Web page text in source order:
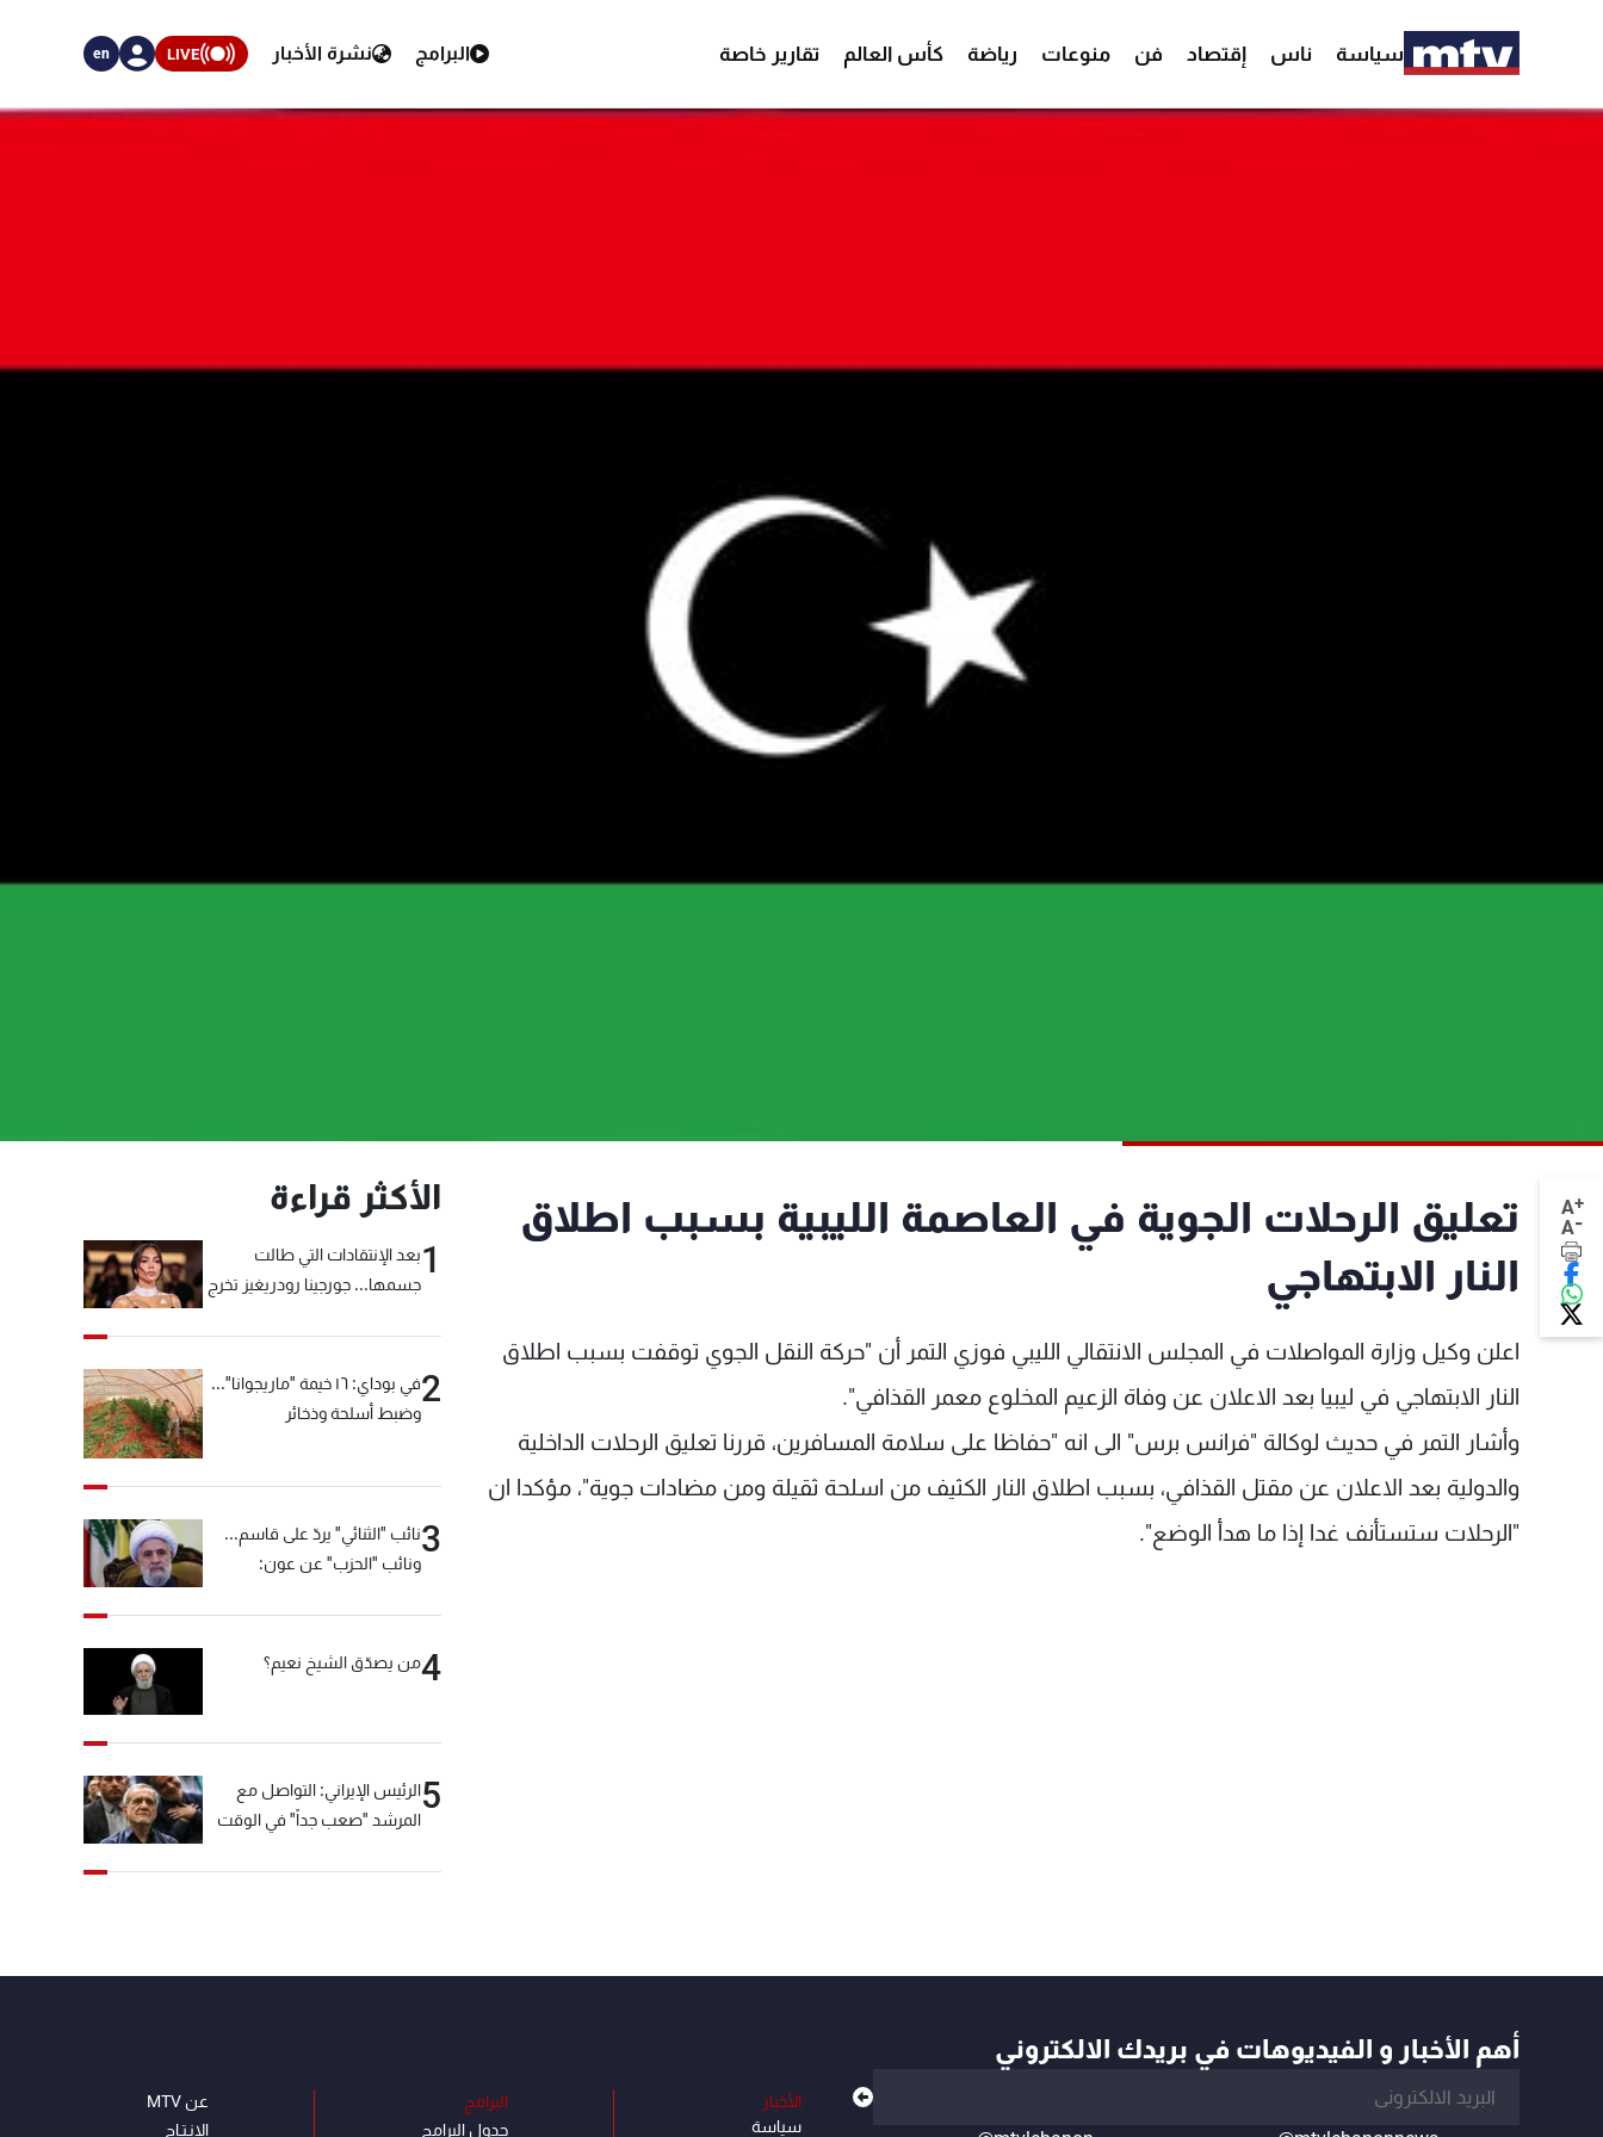
سياسة ناس إقتصاد فن منوعات رياضة كأس العالم تقارير خاصة البرامج نشرة الأخبار LIVE
en
A+
A-
تعليق الرحلات الجوية في العاصمة الليبية بسبب اطلاق
النار الابتهاجي
اعلن وكيل وزارة المواصلات في المجلس الانتقالي الليبي فوزي التمر أن "حركة النقل الجوي توقفت بسبب اطلاق
النار الابتهاجي في ليبيا بعد الاعلان عن وفاة الزعيم المخلوع معمر القذافي".
وأشار التمر في حديث لوكالة "فرانس برس" الى انه "حفاظا على سلامة المسافرين، قررنا تعليق الرحلات الداخلية
والدولية بعد الاعلان عن مقتل القذافي، بسبب اطلاق النار الكثيف من اسلحة ثقيلة ومن مضادات جوية"، مؤكدا ان
"الرحلات ستستأنف غدا إذا ما هدأ الوضع".
الأكثر قراءة
1بعد الإنتقادات التي طالت
جسمها... جورجينا رودريغيز تخرج
2
في بوداي: ١٦ خيمة "ماريجوانا"...
وضبط أسلحة وذخائر
3نائب "الثنائي" يردّ على قاسم...
ونائب "الحزب" عن عون:
4من يصدّق الشيخ نعيم؟
5الرئيس الإيراني: التواصل مع
المرشد "صعب جداً" في الوقت
أهم الأخبار و الفيديوهات في بريدك الالكتروني
الأخبار
سياسة
البرامج
جدول البرامج
عن MTV
الإنـتـاج